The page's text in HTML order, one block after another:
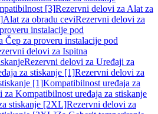
[3]Rezervni delovi za Alat za
Alat za obradu ceviRezervni delovi za
instalacije pod
Čep za proveru instalacije pod
delovi za Ispitna
Rezervni delovi za Uređaji za
za stiskanje [1]Rezervni delovi za
[1]Kompatibilnost uređaja za
za Kompatibilnost uređaja za stiskanje
stiskanje [2XL]Rezervni delovi za